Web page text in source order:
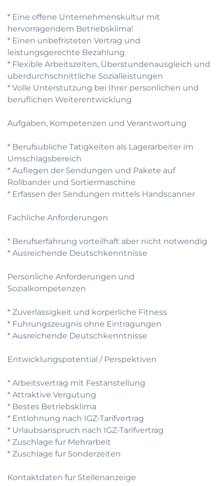
* Eine offene Unternehmenskultur mit
hervorragendem Betriebsklima!
* Einen unbefristeten Vertrag und
leistungsgerechte Bezahlung
* Flexible Arbeitszeiten, Überstundenausgleich und
uberdurchschnittliche Sozialleistungen
* Volle Unterstutzung bei Ihrer personlichen und
beruflichen Weiterentwicklung
Aufgaben, Kompetenzen und Verantwortung
* Berufsubliche Tatigkeiten als Lagerarbeiter im
Umschlagsbereich
* Auflegen der Sendungen und Pakete auf
Rollbander und Sortiermaschine
* Erfassen der Sendungen mittels Handscanner
Fachliche Anforderungen
* Berufserfahrung vorteilhaft aber nicht notwendig
* Ausreichende Deutschkenntnisse
Personliche Anforderungen und
Sozialkompetenzen
* Zuverlassigkeit und korperliche Fitness
* Fuhrungszeugnis ohne Eintragungen
* Ausreichende Deutschkenntnisse
Entwicklungspotential / Perspektiven
* Arbeitsvertrag mit Festanstellung
* Attraktive Vergutung
* Bestes Betriebsklima
* Entlohnung nach IGZ-Tarifvertrag
* Urlaubsanspruch nach IGZ-Tarifvertrag
* Zuschlage fur Mehrarbeit
* Zuschlage fur Sonderzeiten
Kontaktdaten fur Stellenanzeige